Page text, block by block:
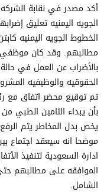
أكد مصدر في نقابة الشركه
الجويه اليمنيه تعليق
الخطوط الجويه اليمنيه
مطالبهم. وقد كان موظفي
بالأضراب عن العمل في
الحقوقيه والوظيفيه
تم توقيع محضر اتفاق مع
يخص بدل المخاطر يتم
موضحا انه سيعقد
ادارة السعودية لتنفيذ
الشامل.